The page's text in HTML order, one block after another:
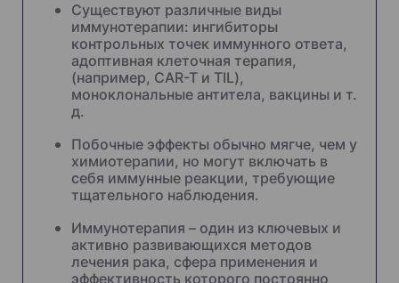
Существуют различные виды
иммунотерапии: ингибиторы
контрольных точек иммунного ответа,
адоптивная клеточная терапия,
(например, CAR-T и TIL),
моноклональные антитела, вакцины и т.
д.
Побочные эффекты обычно мягче, чем у
химиотерапии, но могут включать в
себя иммунные реакции, требующие
тщательного наблюдения.
Иммунотерапия – один из ключевых и
активно развивающихся методов
лечения рака, сфера применения и
эффективность которого постоянно